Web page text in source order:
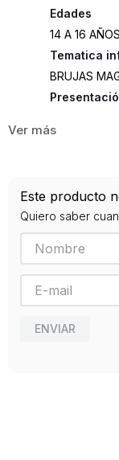
Edades
14 A 16 AÑOS
Tematica
BRUJAS
Editorial
PLANETA
Año de
2017
Este producto
Quiero saber
ENVIAR